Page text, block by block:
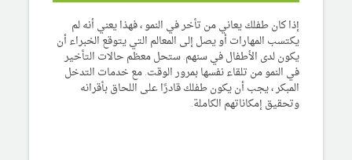
إذا كان طفلك يعاني من تأخر في النمو ، فهذا يعني أنه لم
يكتسب المهارات أو يصل إلى المعالم التي يتوقع الخبراء أن
يكون لدى الأطفال في سنهم. ستحل معظم حالات التأخير
في النمو من تلقاء نفسها بمرور الوقت. مع خدمات التدخل
المبكر ، يجب أن يكون طفلك قادرًا على اللحاق بأقرانه
وتحقيق إمكاناتهم الكاملة.